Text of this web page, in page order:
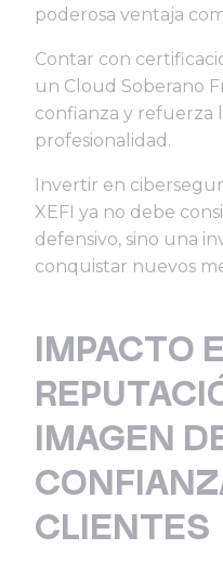
poderosa ventaja
Contar con
un Cloud Soberano
confianza y refuerza
profesionalidad.
Invertir en
XEFI ya no debe
defensivo, sino una
conquistar nuevos
IMPACTO
IMAGEN
CLIENTES